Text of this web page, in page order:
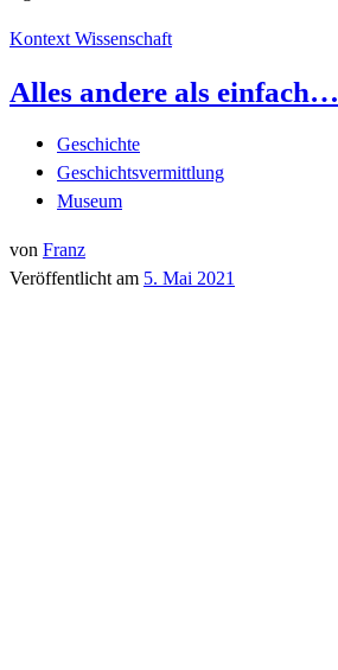
Kontext Wissenschaft
Alles andere als einfach…
Geschichte
Geschichtsvermittlung
Museum
von Franz
Veröffentlicht am 5. Mai 2021